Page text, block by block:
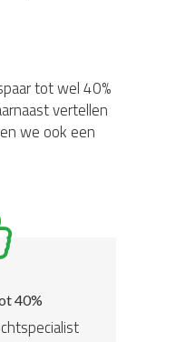
tot wel 40%
vertellen
we ook een
40%